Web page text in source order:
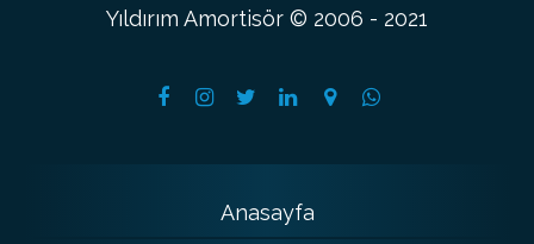
Yıldırım Amortisör © 2006 - 2021
Anasayfa